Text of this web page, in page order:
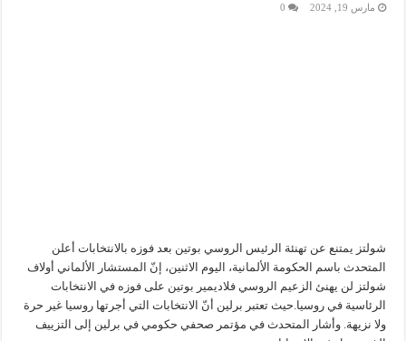
مارس 19, 2024 0
شولتز يمتنع عن تهنئة الرئيس الروسي بوتين بعد فوزه بالانتخابات أعلن
المتحدث باسم الحكومة الألمانية، اليوم الاثنين، إنّ المستشار الألماني أولاف
شولتز لن يهنئ الزعيم الروسي فلاديمير بوتين على فوزه في الانتخابات
الرئاسية في روسيا.حيث تعتبر برلين أنّ الانتخابات التي أجرتها روسيا غير حرة
ولا نزيهة. وأشار المتحدث في مؤتمر صحفي حكومي في برلين إلى التزييف